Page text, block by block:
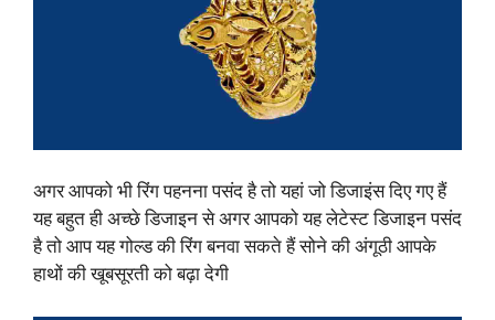
अगर आपको भी रिंग पहनना पसंद है तो यहां जो डिजाइंस दिए गए हैं
यह बहुत ही अच्छे डिजाइन से अगर आपको यह लेटेस्ट डिजाइन पसंद
है तो आप यह गोल्ड की रिंग बनवा सकते हैं सोने की अंगूठी आपके
हाथों की खूबसूरती को बढ़ा देगी